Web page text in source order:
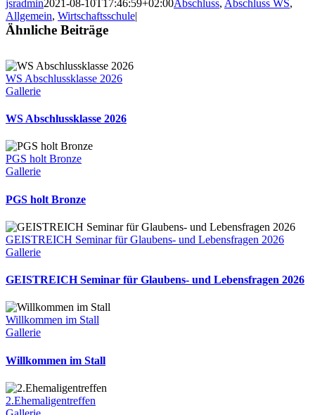
jsradmin2021-08-10T17:46:59+02:00Abschluss, Abschluss WS,
Allgemein, Wirtschaftsschule|
Ähnliche Beiträge
WS Abschlussklasse 2026
Gallerie
WS Abschlussklasse 2026
PGS holt Bronze
Gallerie
PGS holt Bronze
GEISTREICH Seminar für Glaubens- und Lebensfragen 2026
Gallerie
GEISTREICH Seminar für Glaubens- und Lebensfragen 2026
Willkommen im Stall
Gallerie
Willkommen im Stall
2.Ehemaligentreffen